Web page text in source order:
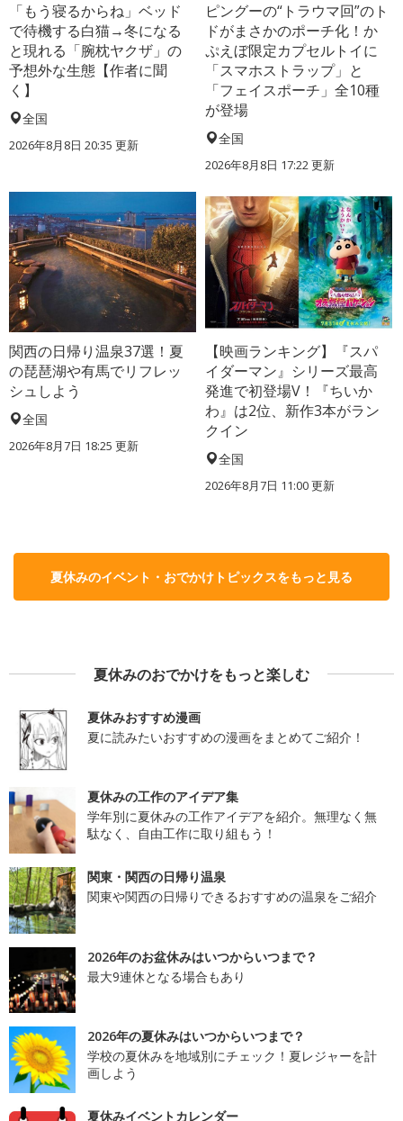
「もう寝るからね」ベッド
で待機する白猫→冬になる
と現れる「腕枕ヤクザ」の
予想外な生態【作者に聞
く】
全国
2026年8月8日 20:35 更新
ピングーの“トラウマ回”のト
ドがまさかのポーチ化！か
ぷえぼ限定カプセルトイに
「スマホストラップ」と
「フェイスポーチ」全10種
が登場
全国
2026年8月8日 17:22更新
関西の日帰り温泉37選！夏
の琵琶湖や有馬でリフレッ
シュしよう
全国
2026年8月7日 18:25 更新
【映画ランキング】『スパ
イダーマン』シリーズ最高
発進で初登場V！『ちいか
わ』は2位、新作3本がラン
クイン
全国
2026年8月7日 11:00更新
夏休みのイベント・おでかけトピックスをもっと見る
夏休みのおでかけをもっと楽しむ
夏休みおすすめ漫画
夏に読みたいおすすめの漫画をまとめてご紹介！
夏休みの工作のアイデア集
学年別に夏休みの工作アイデアを紹介。無理なく無
駄なく、自由工作に取り組もう！
関東・関西の日帰り温泉
関東や関西の日帰りできるおすすめの温泉をご紹介
2026年のお盆休みはいつからいつまで？
最大9連休となる場合もあり
2026年の夏休みはいつからいつまで？
学校の夏休みを地域別にチェック！夏レジャーを計
画しよう
夏休みイベントカレンダー